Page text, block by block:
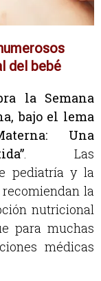
del bebé
la Semana
bajo el lema
Una
. Las
pediatría y la
la
nutricional
para muchas
médicas